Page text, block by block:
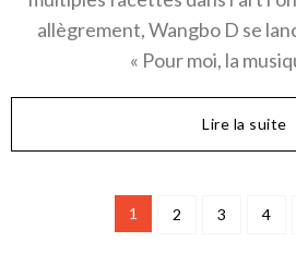
allègrement, Wangbo D se
« Pour moi, la
Lire la suite
1 2 3 4